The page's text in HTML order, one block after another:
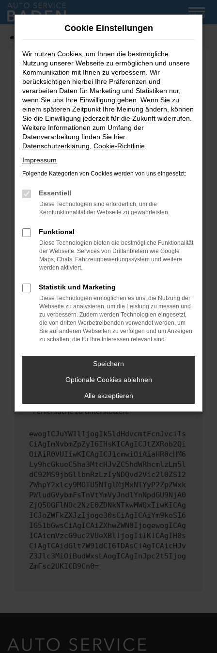
Zum
Hauptinhalt
MENÜ
Fehler: Network Error
Beim Laden ist ein Fehler aufgetreten.
Hier sind ein paar Tipps, die dir helfen können:
Überprüfe deine Firewall und deine
Internetverbindung.
Laden andere Webseiten, zum Beispiel deine
Suchmaschine?
Prüfe deine Browsererweiterungen.
können das Laden bestimmter Seiten
verhindern. Funktioniert die Seite in einem
Fenster?
Starte dein Gerät neu.
Das kann manchmal helfen, vorübergehende
Probleme zu beheben.
Betriebssystem auf dem neuesten Stand
sind.
Veraltete Software birgt nicht nur ein
Sicherheitsrisiko, sondern kann auch dazu
führen, dass bestimmte Funktionen nicht mehr
unterstützt werden.
Wende dich an den Webseitenbetreiber.
Wenn du alle oben genannten Schritte versucht
hast, kontaktiere uns bitte. Wir werden
uns diesen Text schicken, um uns bei der
Fehlersuche zu unterstützen:
ewogICJuYW1lIjogIk5ldHdvcmtFcnJvciIs
CiAgImNvbmZpZyI6IHsKICAgICJtZXRob2Qi
OiAiR0VUIiwKICAgICJ1cmwiOiAiaHR0cHM6
Ly9hcGkueC5ha3MtcHJvZC5hdWRhcmlzLm5l
dC92MS9jbGllbnRzLzIyNDQvd2Vic2l0ZS12
ZWhpY2xlcy9MOTU5NTglMjMxNTYyP2ZpZWxk
PWludGVybmFsTnVtYmVyJndlYnNpdGU9NjA0
ZjQ5OGFlNDc2NzE0ZDNkNTkwMWQxIiwKICAg
ICJoZWFkZXJzIjoge30sCiAgICAiYm9keSI6
IG51bGwsCiAgICAiZXhwZWN0IjogewogICAg
ICAicmVzcG9uc2VUeXBlIjogIiIKICAgIH0s
CiAgICAidGltZW91dCI6IDAsCiAgICAicHJv
Z3Jlc3MiOiBudWxsLAogICAgInJpc2t5Ijog
ZmFsc2UKICB9Cn0=
Cookie Einstellungen
Wir nutzen Cookies, um Ihnen die bestmögliche
Nutzung unserer Webseite zu ermöglichen und unsere
Kommunikation mit Ihnen zu verbessern. Wir
berücksichtigen hierbei Ihre Präferenzen und
verarbeiten Daten für Marketing und Statistiken nur,
wenn Sie uns Ihre Einwilligung geben. Wenn Sie zu
einem späteren Zeitpunkt Ihre Meinung ändern, können
Sie die Einwilligung jederzeit für die Zukunft widerrufen.
Weitere Informationen zum Umfang der
Datenverarbeitung finden Sie hier:
Datenschutzerklärung Cookie-Richtlinie
Impressum
Folgende Kategorien von Cookies werden von uns eingesetzt:
Essentiell
Diese Technologien sind erforderlich, um die
Kernfunktionalität der Webseite zu gewährleisten.
Funktional
Diese Technologien bieten die bestmögliche Funktionalität
der Webseite. Services von Drittanbietern wie Google
Maps, Chats, Fahrzeugbewertungssystem und weitere
werden aktiviert.
Statistik und Marketing
Diese Technologien ermöglichen es uns, die Nutzung der
Webseite zu analysieren, um die Leistung zu messen und
zu verbessern. Zudem werden Technologien eingesetzt,
die von dritten Werbetreibenden verwendet werden, um
Sie auf anderen Webseiten zu verfolgen und um Anzeigen
zu schalten, die für Ihre Interessen relevant sind.
Speichern
Optionale Cookies ablehnen
Alle akzeptieren